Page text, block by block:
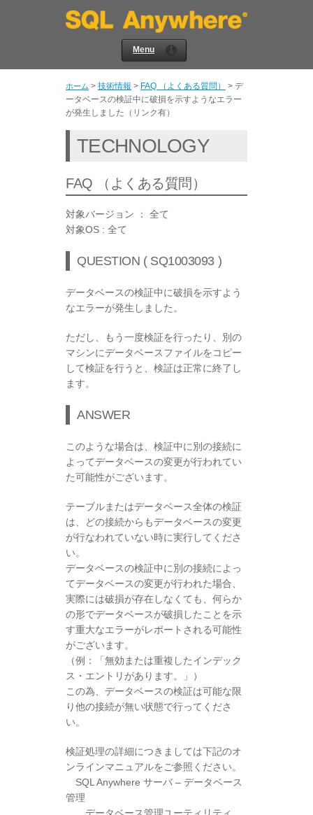
Menu
ホーム > 技術情報 > FAQ （よくある質問） > デ
ータベースの検証中に破損を示すようなエラー
が発生しました（リンク有）
TECHNOLOGY
FAQ （よくある質問）
対象バージョン ： 全て
対象OS : 全て
QUESTION ( SQ1003093 )
データベースの検証中に破損を示すよう
なエラーが発生しました。
ただし、もう一度検証を行ったり、別の
マシンにデータベースファイルをコピー
して検証を行うと、検証は正常に終了し
ます。
ANSWER
このような場合は、検証中に別の接続に
よってデータベースの変更が行われてい
た可能性がございます。
テーブルまたはデータベース全体の検証
は、どの接続からもデータベースの変更
が行なわれていない時に実行してくださ
い。
データベースの検証中に別の接続によっ
てデータベースの変更が行われた場合、
実際には破損が存在しなくても、何らか
の形でデータベースが破損したことを示
す重大なエラーがレポートされる可能性
がございます。
（例：「無効または重複したインデック
ス・エントリがあります。」）
この為、データベースの検証は可能な限
り他の接続が無い状態で行ってくださ
い。
検証処理の詳細につきましては下記のオ
ンラインマニュアルをご参照ください。
SQL Anywhere サーバ – データベース
管理
データベース管理ユーティリティ